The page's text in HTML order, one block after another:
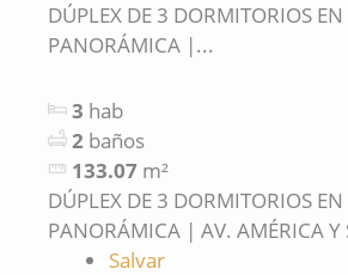
DÚPLEX DE 3 DORMITORIOS
PANORÁMICA |...
3 hab
2 baños
133.07 m²
DÚPLEX DE 3 DORMITORIOS
PANORÁMICA | AV. AMÉRICA Y
Salvar